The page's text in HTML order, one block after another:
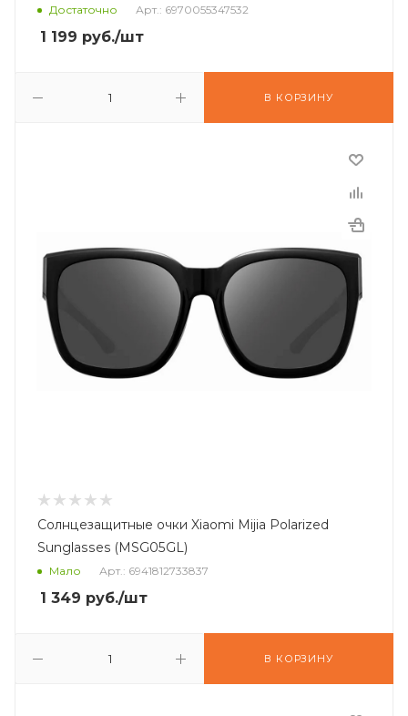
Достаточно Арт.: 6970055347532
1 199 руб./шт
В КОРЗИНУ
Солнцезащитные очки Xiaomi Mijia Polarized
Sunglasses (MSG05GL)
Мало Арт.: 6941812733837
1 349 руб./шт
В КОРЗИНУ